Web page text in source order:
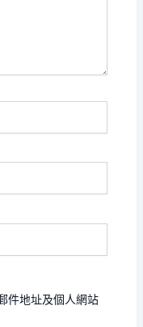
件地址及個人網站